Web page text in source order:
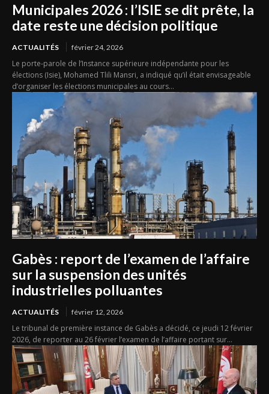
Municipales 2026 : l’ISIE se dit prête, la
date reste une décision politique
ACTUALITÉS février 24, 2026
Le porte-parole de l’Instance supérieure indépendante pour les
élections (Isie), Mohamed Tlili Mansri, a indiqué qu’il était envisageable
d’organiser les élections municipales au cours...
Gabès : report de l’examen de l’affaire
sur la suspension des unités
industrielles polluantes
ACTUALITÉS février 12, 2026
Le tribunal de première instance de Gabès a décidé, ce jeudi 12 février
2026, de reporter au 26 février l’examen de l’affaire portant sur...